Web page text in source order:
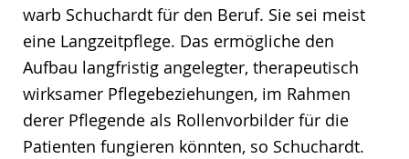
warb Schuchardt für den Beruf. Sie sei meist
eine Langzeitpflege. Das ermögliche den
Aufbau langfristig angelegter, therapeutisch
wirksamer Pflegebeziehungen, im Rahmen
derer Pflegende als Rollenvorbilder für die
Patienten fungieren könnten, so Schuchardt.